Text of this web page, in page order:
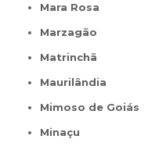
Mara Rosa
Marzagão
Matrinchã
Maurilândia
Mimoso de Goiás
Minaçu